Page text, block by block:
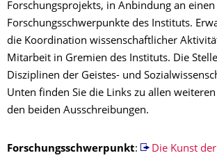
Forschungsprojekts, in Anbindung an
Forschungsschwerpunkte des Instituts.
die Koordination wissenschaftlicher
Mitarbeit in Gremien des Instituts. Die
Disziplinen der Geistes- und
Unten finden Sie die Links zu allen
den beiden Ausschreibungen.
Forschungsschwerpunkt:
Die Kunst